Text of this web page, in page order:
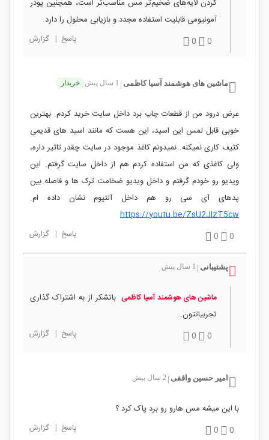
کردن لایه‌های ضخیم‌تر مس مناسب‌تر است، همچنین پودر
آمونیومی قابلیت استفاده مجدد و بازیابی محلول را دارد.
0
0 پاسخ | گزارش
ماشین های هوشمند آسیا کاظمی | 1 سال پیش خریدار
عرض درود من از قطعات چاپ برد داخل سایت خرید کردم. بهترین
خوبی قابل لمس این اسید، این هست که مانند اسید های قدیمی
کثیف کاری نمیکنه. نمیدونم کاغذ موجود در سایت چقدر تاثیر داره،
ولی کاغذی که من استفاده کردم هم از داخل سایت گرفتم. این
ویدیو رو خودم گرفتم و داخل ویدیو ضخامت ترک ها و فاصله بین
پدهای آی سی رو هم داخل آلتیوم نشان داده ام.
https://youtu.be/ZsU2JIzT5cw
0
0 پاسخ | گزارش
پشتیبانی | 1 سال پیش
ماشین های هوشمند آسیا کاظمی باتشکر از به اشتراک گذاری
تجربیاتتون.
0
0 پاسخ | گزارش
امیر حسین واقفی | 2 سال پیش
با این میشه مس هارو رو برد پاک کرد ؟
0
0 پاسخ | گزارش